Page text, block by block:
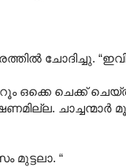
ചോദിച്ചു.
ഒക്കെ ചെക്ക്
മുട്ടലാ. “